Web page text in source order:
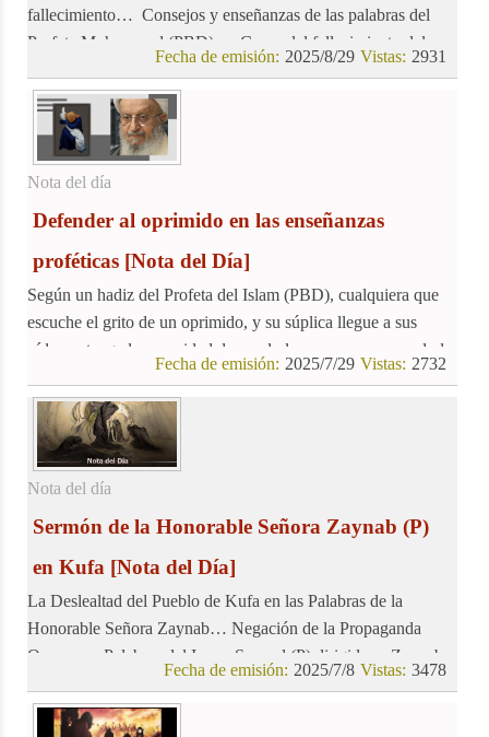
fallecimiento… Consejos y enseñanzas de las palabras del
Profeta Muhammad (PBD)… Causa del fallecimiento del
2931
Vistas:
2025/8/29
Fecha de emisión:
Nota del día
Defender al oprimido en las enseñanzas
proféticas [Nota del Día]
Según un hadiz del Profeta del Islam (PBD), cualquiera que
escuche el grito de un oprimido, y su súplica llegue a sus
oídos, y tenga la capacidad de ayudarlo, y no corra a ayudarlo,
2732
Vistas:
2025/7/29
Fecha de emisión:
Nota del día
Sermón de la Honorable Señora Zaynab (P)
en Kufa [Nota del Día]
La Deslealtad del Pueblo de Kufa en las Palabras de la
Honorable Señora Zaynab… Negación de la Propaganda
Omeya… Palabras del Imam Sayyad (P) dirigidas a Zaynab
3478
Vistas:
2025/7/8
Fecha de emisión: